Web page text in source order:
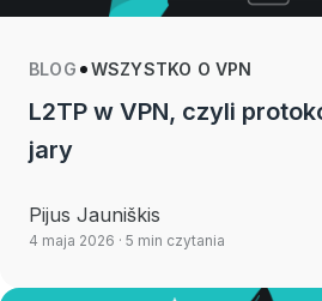
BLOG WSZYSTKO O VPN
L2TP w VPN, czyli
jary
Pijus Jauniškis
4 maja 2026 · 5 min czytania